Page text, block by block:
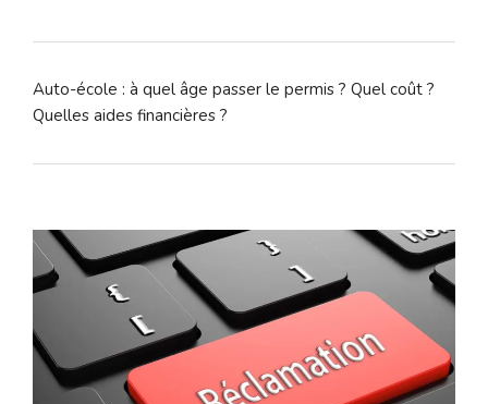
Auto-école : à quel âge passer le permis ? Quel coût ?
Quelles aides financières ?